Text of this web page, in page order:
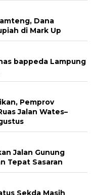
Dana
di Mark Up
bappeda Lampung
Pemprov
Jalan Wates–
Jalan Gunung
Tepat Sasaran
Sekda Masih